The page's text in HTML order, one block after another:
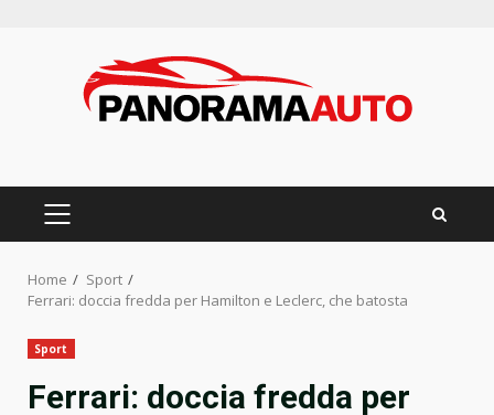
PRIMARY
Home
Sport
Ferrari: doccia fredda per Hamilton e Leclerc, che batosta
Sport
Ferrari: doccia fredda per